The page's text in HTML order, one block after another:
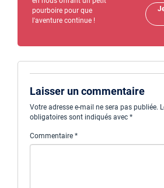
pourboire pour que
l'aventure continue !
Laisser un commentaire
Votre adresse e-mail ne sera pas publiée.
obligatoires sont indiqués avec *
Commentaire *